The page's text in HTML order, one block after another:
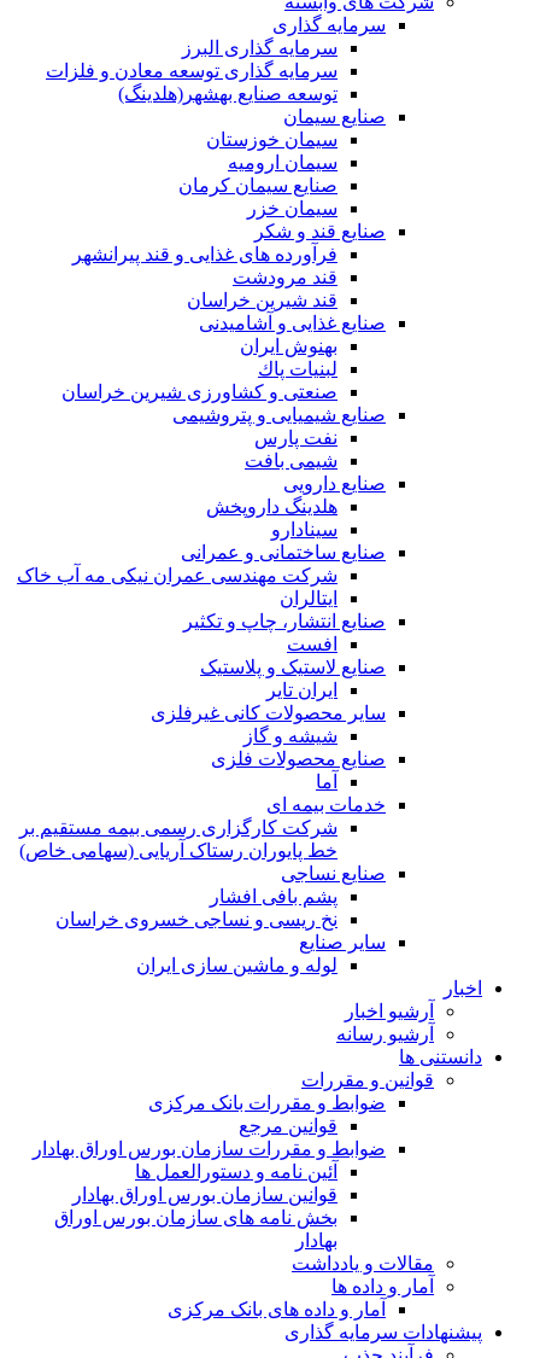
سرمایه گذاری
سرمایه گذاری البرز
سرمایه گذاری توسعه معادن و فلزات
توسعه‌ صنایع‌ بهشهر(هلدینگ)
صنایع سیمان
سیمان خوزستان
سیمان ارومیه
صنایع سیمان کرمان
سیمان خزر
صنایع قند و شکر
فرآورده های غذایی و قند پیرانشهر
قند مرودشت
قند شیرین خراسان
صنایع غذايی و آشاميدنی
بهنوش ایران
لبنيات پاك
صنعتی و کشاورزی شیرین خراسان
صنایع شیمیایی و پتروشیمی
نفت پارس
شیمی بافت
صنایع دارویی
هلدینگ داروپخش
سینادارو
صنایع ساختمانی و عمرانی
شرکت مهندسی عمران نیکی مه آب خاک
ایتالران
صنایع انتشار، چاپ و تکثير
افست
صنایع لاستیک و پلاستیک
ایران تایر
ساير محصولات كانی غيرفلزی
شیشه و گاز
صنایع محصولات فلزی
آما
خدمات بیمه ای
شرکت کارگزاری رسمی بیمه مستقیم بر
خط پایوران رستاک آریایی (سهامی خاص)
صنایع نساجی
پشم بافی افشار
نخ ریسی و نساجی خسروی خراسان
سایر صنایع
لوله و ماشین سازی ایران
اخبار
آرشیو اخبار
آرشیو رسانه
دانستنی ها
قوانین و مقررات
ضوابط و مقررات بانک مرکزی
قوانين مرجع
ضوابط و مقررات سازمان بورس اوراق بهادار
آئین نامه و دستورالعمل ها
قوانین سازمان بورس اوراق بهادار
بخش نامه های سازمان بورس اوراق
بهادار
مقالات و یادداشت
آمار و داده ها
آمار و داده های بانک مرکزی
پیشنهادات سرمایه گذاری